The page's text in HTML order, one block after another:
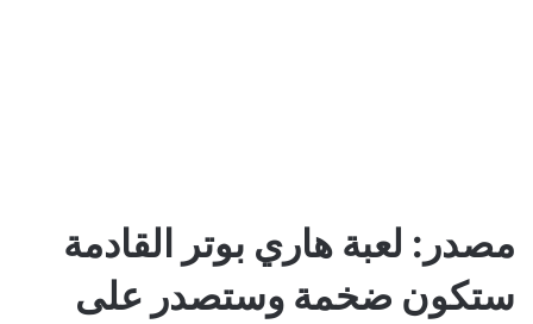
مصدر: لعبة هاري بوتر القادمة
ستكون ضخمة وستصدر على